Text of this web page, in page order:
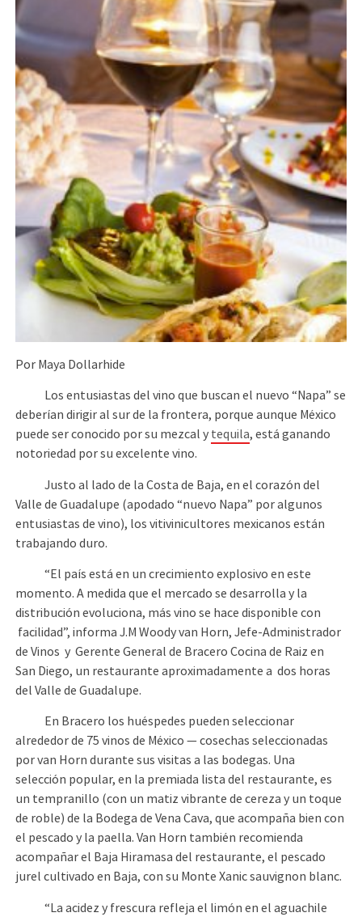
Por Maya Dollarhide
Los entusiastas del vino que buscan el nuevo “Napa” se
deberían dirigir al sur de la frontera, porque aunque México
puede ser conocido por su mezcal y tequila, está ganando
notoriedad por su excelente vino.
Justo al lado de la Costa de Baja, en el corazón del
Valle de Guadalupe (apodado “nuevo Napa” por algunos
entusiastas de vino), los vitivinicultores mexicanos están
trabajando duro.
“El país está en un crecimiento explosivo en este
momento. A medida que el mercado se desarrolla y la
distribución evoluciona, más vino se hace disponible con
facilidad”, informa J.M Woody van Horn, Jefe-Administrador
de Vinos y Gerente General de Bracero Cocina de Raiz en
San Diego, un restaurante aproximadamente a dos horas
del Valle de Guadalupe.
En Bracero los huéspedes pueden seleccionar
alrededor de 75 vinos de México — cosechas seleccionadas
por van Horn durante sus visitas a las bodegas. Una
selección popular, en la premiada lista del restaurante, es
un tempranillo (con un matiz vibrante de cereza y un toque
de roble) de la Bodega de Vena Cava, que acompaña bien con
el pescado y la paella. Van Horn también recomienda
acompañar el Baja Hiramasa del restaurante, el pescado
jurel cultivado en Baja, con su Monte Xanic sauvignon blanc.
“La acidez y frescura refleja el limón en el aguachile